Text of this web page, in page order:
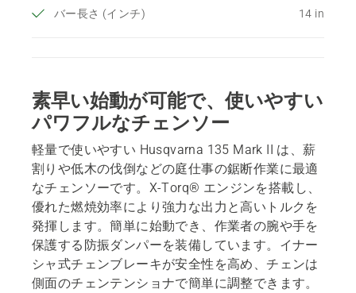
バー長さ (インチ)
14 in
素早い始動が可能で、使いやすい
パワフルなチェンソー
軽量で使いやすい Husqvarna 135 Mark II は、薪
割りや低木の伐倒などの庭仕事の鋸断作業に最適
なチェンソーです。X-Torq® エンジンを搭載し、
優れた燃焼効率により強力な出力と高いトルクを
発揮します。簡単に始動でき、作業者の腕や手を
保護する防振ダンパーを装備しています。イナー
シャ式チェンブレーキが安全性を高め、チェンは
側面のチェンテンショナで簡単に調整できます。